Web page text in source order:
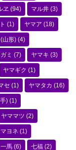
ヱ (94) マル井 (3)
(1) ヤマア (18)
山形) (4)
ミ (7) ヤマキ (3)
ヤマギク (1)
セ (1) ヤマタカ (16)
) (1)
ヤママツ (2)
ヨネ (1)
一馬 (6) 七福 (2)